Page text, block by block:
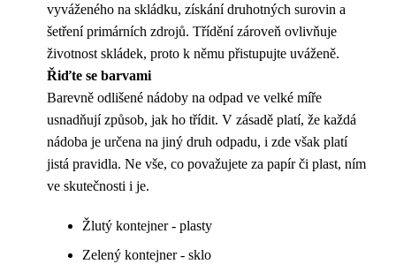
vyváženého na skládku, získání druhotných surovin a
šetření primárních zdrojů. Třídění zároveň ovlivňuje
životnost skládek, proto k němu přistupujte uváženě.
Řiďte se barvami
Barevně odlišené nádoby na odpad ve velké míře
usnadňují způsob, jak ho třídit. V zásadě platí, že každá
nádoba je určena na jiný druh odpadu, i zde však platí
jistá pravidla. Ne vše, co považujete za papír či plast, ním
ve skutečnosti i je.
Žlutý kontejner - plasty
Zelený kontejner - sklo